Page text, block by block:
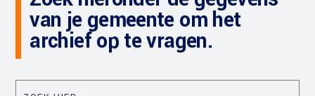
van je gemeente om het
archief op te vragen.